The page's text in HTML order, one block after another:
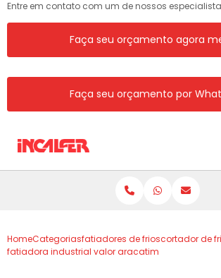
Entre em contato com um de nossos
Faça seu orçamento agora
Faça seu orçamento por
HomeCategoriasfatiadores de frioscortador de
fatiadora industrial valor aracatim